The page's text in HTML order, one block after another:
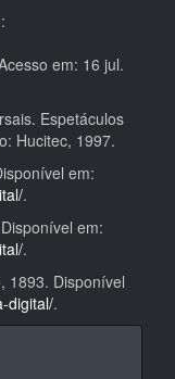
em: 16 jul.
Espetáculos
Hucitec, 1997.
em:
.
em:
.
1893. Disponível
digital/.